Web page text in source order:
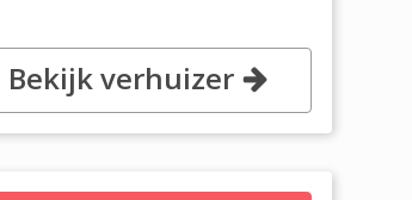
Bekijk verhuizer